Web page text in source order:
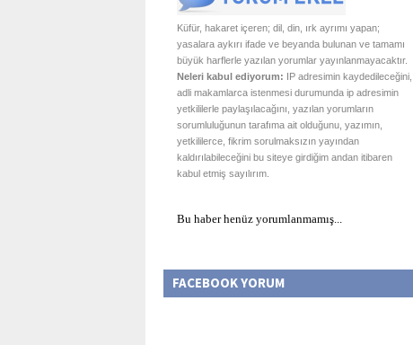
Küfür, hakaret içeren; dil, din, ırk ayrımı yapan;
yasalara aykırı ifade ve beyanda bulunan ve tamamı
büyük harflerle yazılan yorumlar yayınlanmayacaktır.
Neleri kabul ediyorum: IP adresimin kaydedileceğini,
adli makamlarca istenmesi durumunda ip adresimin
yetkililerle paylaşılacağını, yazılan yorumların
sorumluluğunun tarafıma ait olduğunu, yazımın,
yetkililerce, fikrim sorulmaksızın yayından
kaldırılabileceğini bu siteye girdiğim andan itibaren
kabul etmiş sayılırım.
Bu haber henüz yorumlanmamış...
FACEBOOK YORUM